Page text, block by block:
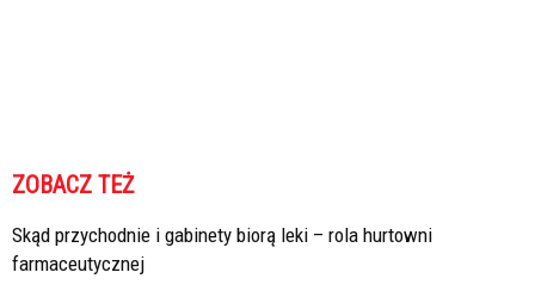
ZOBACZ TEŻ
Skąd przychodnie i gabinety biorą leki – rola hurtowni
farmaceutycznej